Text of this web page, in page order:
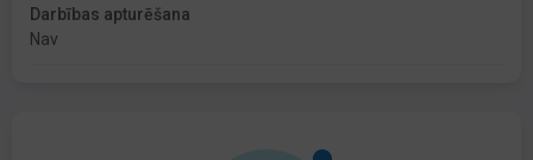
Darbības apturēšana
Nav